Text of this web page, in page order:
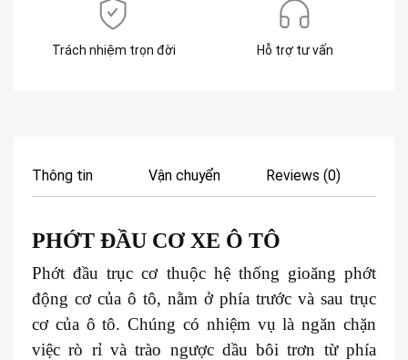
Trách nhiệm trọn đời Hỗ trợ tư vấn
Thông tin Vận chuyển Reviews (0)
PHỚT ĐẦU CƠ XE Ô TÔ
Phớt đầu trục cơ thuộc hệ thống gioăng phớt
động cơ của ô tô, nằm ở phía trước và sau trục
cơ của ô tô. Chúng có nhiệm vụ là ngăn chặn
việc rò rỉ và trào ngược dầu bôi trơn từ phía